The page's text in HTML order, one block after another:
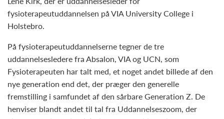
fysioterapeutuddannelsen på VIA University College i
Holstebro.
På fysioterapeutuddannelserne tegner de tre
uddannelsesledere fra Absalon, VIA og UCN, som
Fysioterapeuten har talt med, et noget andet billede af den
nye generation end det, der præger den generelle
fremstilling i samfundet af den sårbare Generation Z. De
henviser blandt andet til tal fra Uddannelseszoom, der